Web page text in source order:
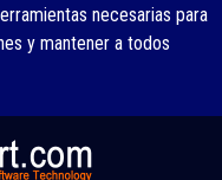
necesarias para
y mantener a todos